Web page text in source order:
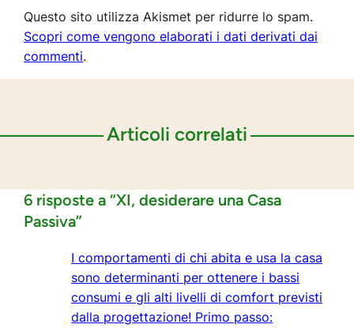
Questo sito utilizza Akismet per ridurre lo spam.
Scopri come vengono elaborati i dati derivati dai
commenti.
Articoli correlati
6 risposte a “XI, desiderare una Casa
Passiva”
I comportamenti di chi abita e usa la casa
sono determinanti per ottenere i bassi
consumi e gli alti livelli di comfort previsti
dalla progettazione! Primo passo: